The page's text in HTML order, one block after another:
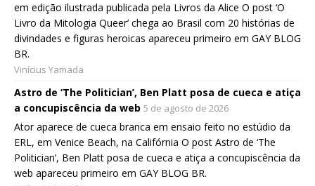
em edição ilustrada publicada pela Livros da Alice O post ‘O
Livro da Mitologia Queer’ chega ao Brasil com 20 histórias de
divindades e figuras heroicas apareceu primeiro em GAY BLOG
BR.
Vinícius Yamada
Astro de ‘The Politician’, Ben Platt posa de cueca e atiça
a concupiscência da web 5 de agosto de 2026
Ator aparece de cueca branca em ensaio feito no estúdio da
ERL, em Venice Beach, na Califórnia O post Astro de ‘The
Politician’, Ben Platt posa de cueca e atiça a concupiscência da
web apareceu primeiro em GAY BLOG BR.